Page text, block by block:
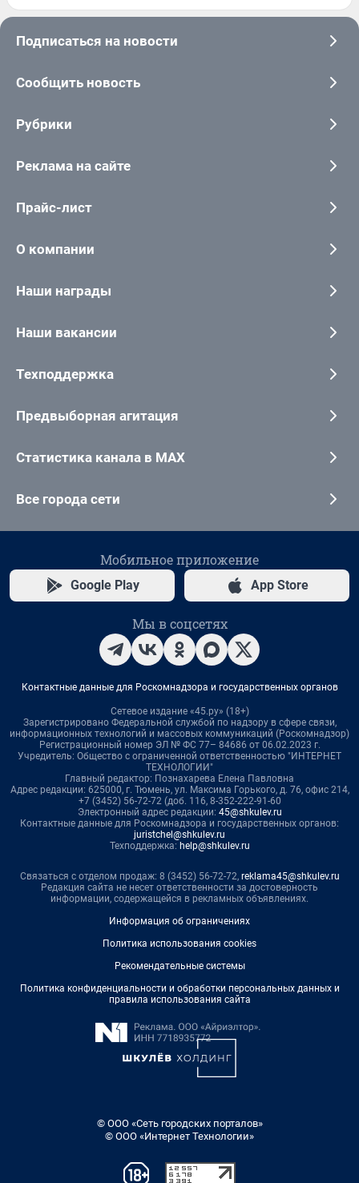
Подписаться на новости
Сообщить новость
Рубрики
Реклама на сайте
Прайс-лист
О компании
Наши награды
Наши вакансии
Техподдержка
Предвыборная агитация
Статистика канала в MAX
Все города сети
Мобильное приложение
Google Play App Store
Мы в соцсетях
Контактные данные для Роскомнадзора и государственных органов
Сетевое издание «45.ру» (18+)
Зарегистрировано Федеральной службой по надзору в сфере связи,
информационных технологий и массовых коммуникаций (Роскомнадзор)
Регистрационный номер ЭЛ № ФС 77– 84686 от 06.02.2023 г.
Учредитель: Общество с ограниченной ответственностью "ИНТЕРНЕТ
ТЕХНОЛОГИИ"
Главный редактор: Познахарева Елена Павловна
Адрес редакции: 625000, г. Тюмень, ул. Максима Горького, д. 76, офис 214,
+7 (3452) 56-72-72 (доб. 116, 8-352-222-91-60
Электронный адрес редакции: 45@shkulev.ru
Контактные данные для Роскомнадзора и государственных органов:
juristchel@shkulev.ru
Техподдержка: help@shkulev.ru
Связаться с отделом продаж: 8 (3452) 56-72-72, reklama45@shkulev.ru
Редакция сайта не несет ответственности за достоверность
информации, содержащейся в рекламных объявлениях.
Информация об ограничениях
Политика использования cookies
Рекомендательные системы
Политика конфиденциальности и обработки персональных данных и
правила использования сайта
© ООО «Сеть городских порталов»
© ООО «Интернет Технологии»